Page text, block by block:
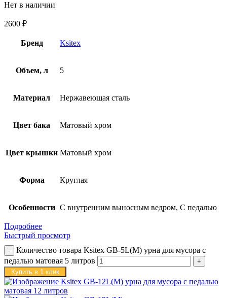
Нет в наличии
2600 ₽
Бренд Ksitex
Объем, л 5
Материал Нержавеющая сталь
Цвет бака Матовый хром
Цвет крышки Матовый хром
Форма Круглая
Особенности С внутренним выносным ведром, С педалью
Подробнее
Быстрый просмотр
Количество товара Ksitex GB-5L(M) урна для мусора с
педалью матовая 5 литров
Купить в 1 клик